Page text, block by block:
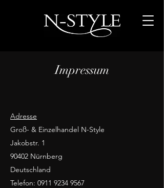
Impressum
Adresse
Groß- & Einzelhandel N-Style
Jakobstr. 1
90402 Nürnberg
Deutschland
Telefon: 0911 9234 9567